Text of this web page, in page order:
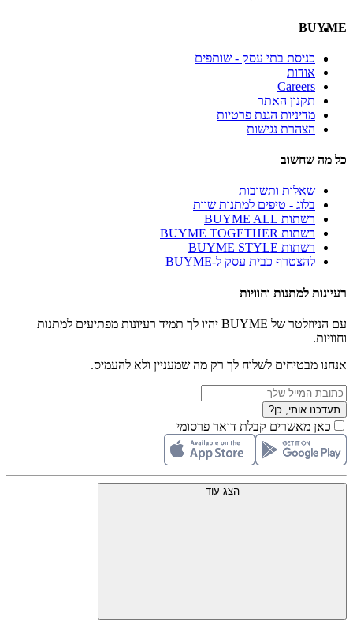
BUYME
כניסת בתי עסק - שותפים
אודות
Careers
תקנון האתר
מדיניות הגנת פרטיות
הצהרת נגישות
כל מה שחשוב
שאלות ותשובות
בלוג - טיפים למתנות שוות
רשתות BUYME ALL
רשתות BUYME TOGETHER
רשתות BUYME STYLE
להצטרף כבית עסק ל-BUYME
רעיונות למתנות וחוויות
עם הניוזלטר של BUYME יהיו לך תמיד רעיונות מפתיעים למתנות
וחוויות.
אנחנו מבטיחים לשלוח לך רק מה שמעניין ולא להעמיס.
תעדכנו אותי, כן?
כאן מאשרים קבלת דואר פרסומי
הצג עוד